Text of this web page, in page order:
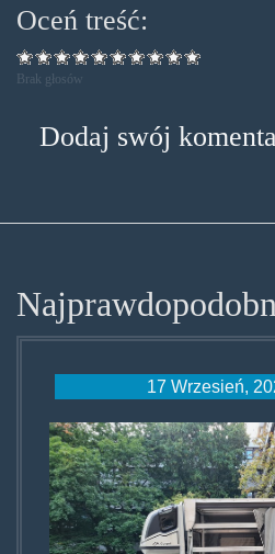
Oceń treść:
Brak głosów
Dodaj swój
17 Wrzesień,